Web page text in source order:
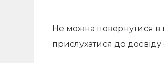
Не можна повернутися в
прислухатися до